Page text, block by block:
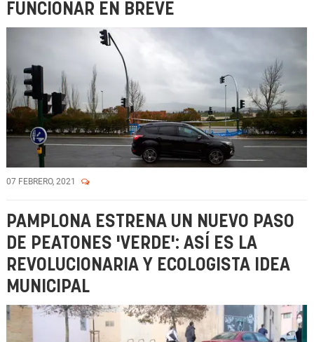
FUNCIONAR EN BREVE
07 FEBRERO, 2021
PAMPLONA ESTRENA UN NUEVO PASO
DE PEATONES 'VERDE': ASÍ ES LA
REVOLUCIONARIA Y ECOLOGISTA IDEA
MUNICIPAL